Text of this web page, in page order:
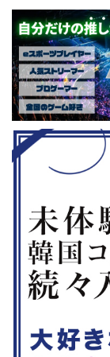
ルを独自に
。（類似し
ゲーム、長
ム） 注目
セット』
ホラーゲー
『鉄拳8
仕
も
し
す
ー
な
場
大
選
22